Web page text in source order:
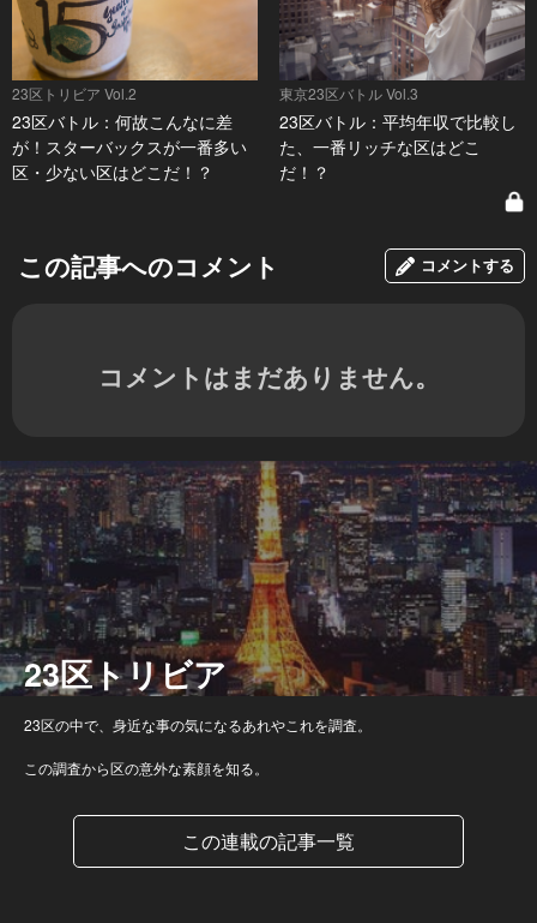
23区トリビア Vol.2
23区バトル：何故こんなに差
が！スターバックスが一番多い
区・少ない区はどこだ！？
東京23区バトル Vol.3
23区バトル：平均年収で比較し
た、一番リッチな区はどこ
だ！？
この記事へのコメント コメントする
コメントはまだありません。
23区トリビア
23区の中で、身近な事の気になるあれやこれを調査。
この調査から区の意外な素顔を知る。
この連載の記事一覧